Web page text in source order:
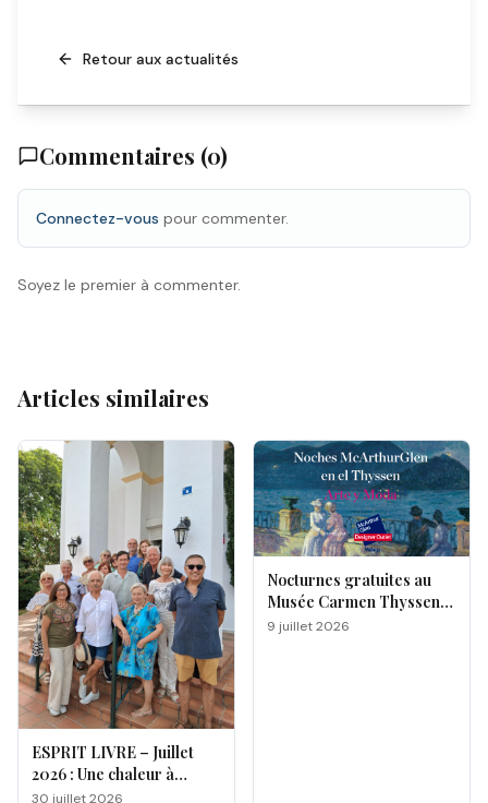
Retour aux actualités
Commentaires (0)
Connectez-vous pour commenter.
Soyez le premier à commenter.
Articles similaires
ESPRIT LIVRE – Juillet
2026 : Une chaleur à
double facette
30 juillet 2026
Nocturnes gratuites au
Musée Carmen Thyssen
de Málaga
9 juillet 2026